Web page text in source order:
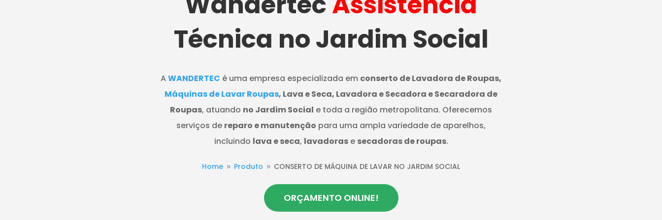
Técnica no Jardim Social
AWANDERTEC é uma empresa especializada em conserto de Lavadora de Roupas,
Máquinas de Lavar Roupas, Lava e Seca, Lavadora e Secadora e Secaradora de
Roupas, atuando no Jardim Social e toda a região metropolitana. Oferecemos
serviços de reparo e manutenção para uma ampla variedade de aparelhos,
incluindo lava e seca, lavadorase secadoras de roupas.
Home 9 Produto 9 CONSERTO DE MÁQUINA DE LAVAR NO JARDIM SOCIAL
ORÇAMENTO ONLINE!